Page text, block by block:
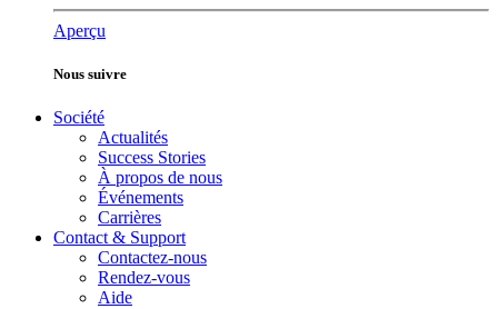
Aperçu
Nous suivre
Société
Actualités
Success Stories
À propos de nous
Événements
Carrières
Contact & Support
Contactez-nous
Rendez-vous
Aide